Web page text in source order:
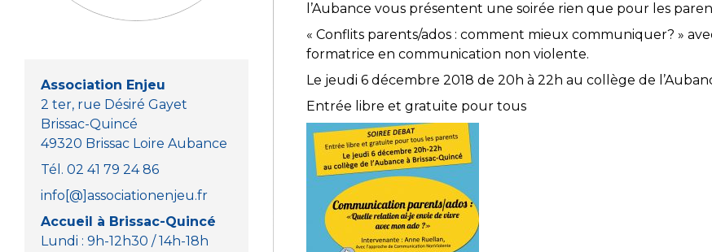
l’Aubance vous présentent une soirée rien que pour les
« Conflits parents/ados : comment mieux communiquer? »
formatrice en communication non violente.
Le jeudi 6 décembre 2018 de 20h à 22h au collège de
Entrée libre et gratuite pour tous
Association Enjeu
2 ter, rue Désiré Gayet
Brissac-Quincé
49320 Brissac Loire Aubance
Tél. 02 41 79 24 86
info[@]associationenjeu.fr
Accueil à Brissac-Quincé
Lundi : 9h-12h30 / 14h-18h